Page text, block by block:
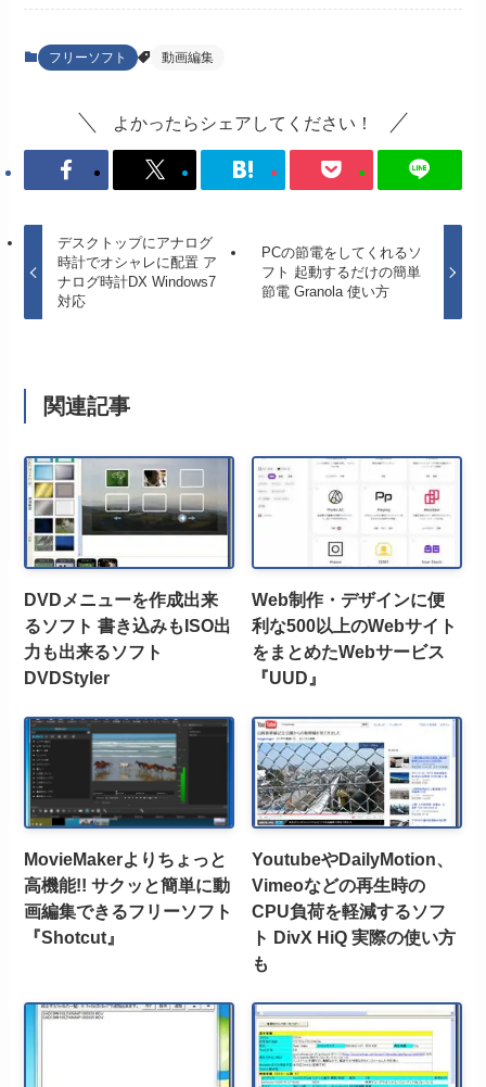
フリーソフト 動画編集
よかったらシェアしてください！
デスクトップにアナログ
時計でオシャレに配置 ア
ナログ時計DX Windows7
対応
PCの節電をしてくれるソ
フト 起動するだけの簡単
節電 Granola 使い方
関連記事
DVDメニューを作成出来
るソフト 書き込みもISO出
力も出来るソフト
DVDStyler
Web制作・デザインに便
利な500以上のWebサイト
をまとめたWebサービス
『UUD』
MovieMakerよりちょっと
高機能!! サクッと簡単に動
画編集できるフリーソフト
『Shotcut』
YoutubeやDailyMotion、
Vimeoなどの再生時の
CPU負荷を軽減するソフ
ト DivX HiQ 実際の使い方
も